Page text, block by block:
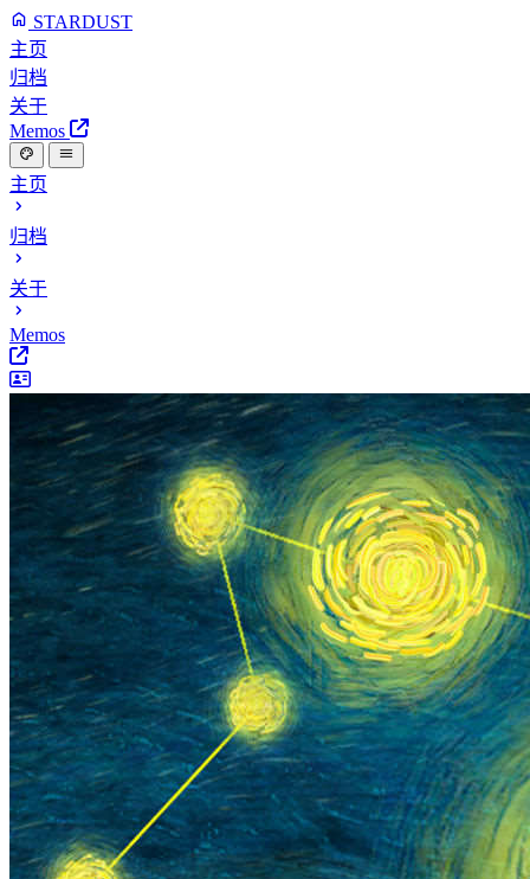
STARDUST
主页
归档
关于
Memos
主页
归档
关于
Memos